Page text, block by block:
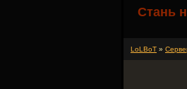
Стань
LoLBoT »